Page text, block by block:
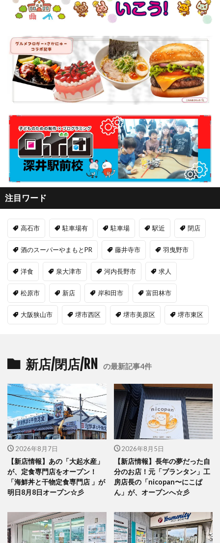
注目ワード
高石市 駐車場有 駐車場 駅近 閉店
酒のスーパーやまもとPR 藤井寺市 羽曳野市
洋食 泉大津市 河内長野市 求人
松原市 新店 岸和田市 富田林市
大阪狭山市 堺市西区 堺市美原区 堺市東区
新店/閉店/RN の最新記事4件
2026年8月7日
【新店情報】あの「大起水産」
が、定食専門店をオープン！
「海鮮丼と干物定食専門店 」が
明日8月8日オープン☆彡
2026年8月5日
【新店情報】長年の夢だった自
分のお店！元「プランタン」工
房店長の「nicopan〜にこぱ
ん」が、オープンへ☆彡